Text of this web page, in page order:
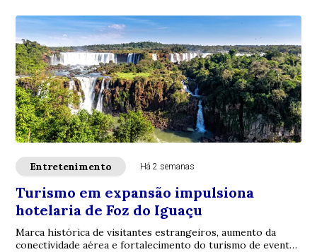
Entretenimento Há 2 semanas
Turismo em expansão impulsiona
hotelaria de Foz do Iguaçu
Marca histórica de visitantes estrangeiros, aumento da
conectividade aérea e fortalecimento do turismo de eventos